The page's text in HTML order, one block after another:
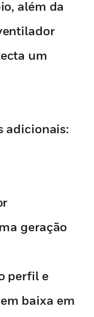
além da
um
adicionais:
geração
perfil e
baixa em